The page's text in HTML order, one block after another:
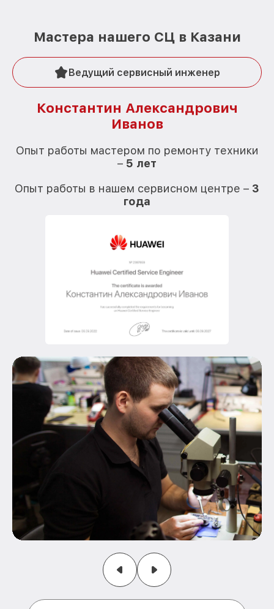
Мастера нашего СЦ в Казани
Ведущий сервисный инженер
Константин Александрович
Иванов
Опыт работы мастером по ремонту техники
– 5 лет
Опыт работы в нашем сервисном центре – 3
года